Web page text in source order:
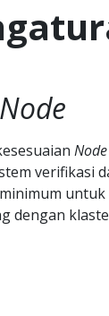
Node
Node
verifikasi
untuk
dengan